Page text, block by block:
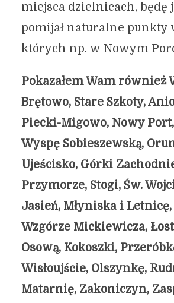
miejsca dzielnicach, będę
pomijał naturalne punkty
których np. w Nowym
Pokazałem Wam również
Brętowo, Stare Szkoty,
Piecki-Migowo, Nowy
Wyspę Sobieszewską,
Ujeścisko, Górki
Przymorze, Stogi, Św.
Jasień, Młyniska i Letnicę,
Wzgórze Mickiewicza,
Osową, Kokoszki,
Wisłoujście, Olszynkę,
Matarnię, Zakoniczyn,